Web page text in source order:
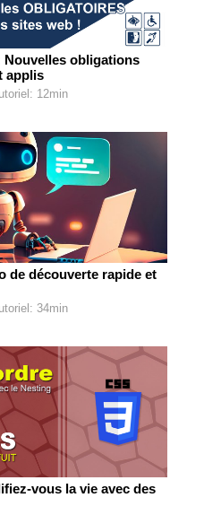
Nouvelles obligations
applis
12min
de découverte rapide et
34min
vous la vie avec des